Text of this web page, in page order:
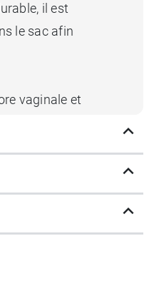
il est
le sac afin
vaginale et